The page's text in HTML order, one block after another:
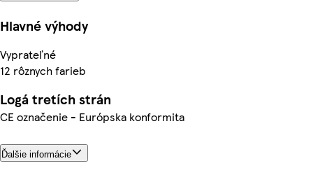
Hlavné výhody
Vyprateľné
12 rôznych farieb
Logá tretích strán
CE označenie - Európska konformita
Ďalšie informácie